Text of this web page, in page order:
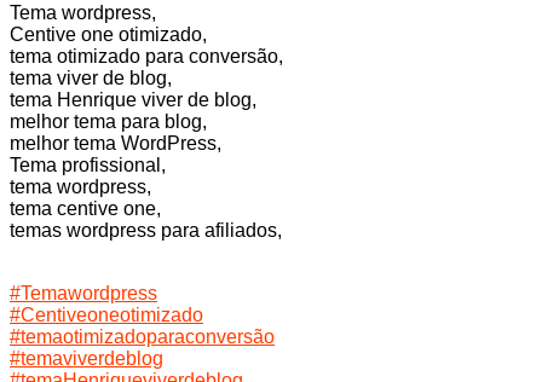
Tema wordpress,
Centive one otimizado,
tema otimizado para conversão,
tema viver de blog,
tema Henrique viver de blog,
melhor tema para blog,
melhor tema WordPress,
Tema profissional,
tema wordpress,
tema centive one,
temas wordpress para afiliados,
#Temawordpress
#Centiveoneotimizado
#temaotimizadoparaconversão
#temaviverdeblog